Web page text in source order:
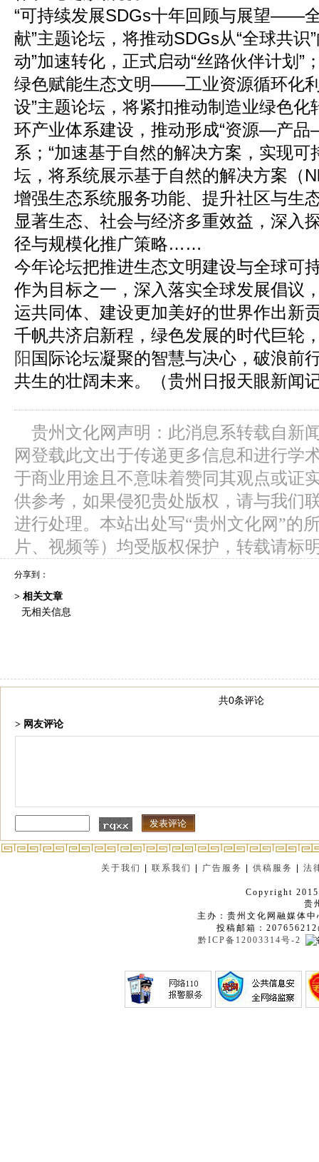
“可持续发展SDGs十年回顾与展望——
献”主题论坛，将推动SDGs从“全球共识
动”加速转化，正式启动“丝路伙伴计划”
绿色赋能生态文明——工业资源循环化
设”主题论坛，将紧扣推动制造业绿色
环产业体系建设，推动形成“资源—产品
系；“加速基于自然的解决方案，实现可
坛，将系统展示基于自然的解决方案（
增强生态系统服务功能、提升社区与生
显著生态、社会与经济多重效益，深入
径与规模化推广策略……
今年论坛把推进生态文明建设与全球可
作为目标之一，深入落实全球发展倡议
运共同体、建设更加美好的世界作出新
千帆共济启新程，绿色发展的时代巨轮
阳 国际论坛凝聚的智慧与决心，破浪前
共生的壮阔未来。（贵州日报天眼新闻
贵州文化网声明：此消息系转载自新
网登载此文出于传递更多信息和进行学
于商业用途且不意味着赞同其观点或证
供参考，如果侵犯贵处版权，请与我们
进行处理。本站出处写“贵州文化网”的
片、视频等）均受版权保护，转载请标
分享到：
> 相关文章
无相关信息
共0条评论
> 网友评论
关于我们 |联系我们 广告服务 |供稿服务 |法
Copyright
贵
主办：贵州文化网融媒体
投稿邮箱：
黔ICP备12003314号-2